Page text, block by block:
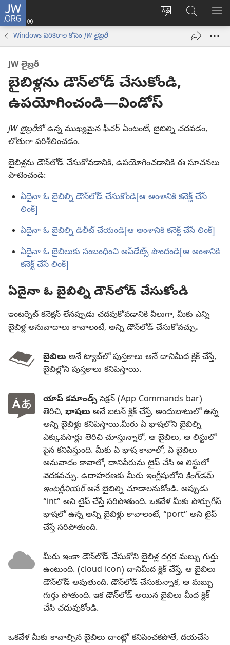
JW.ORG
సైట్
మార్చండి
లాగిన్
(కొత్త
ఓపెన్‌
JW.ORGలో
వెదకండి
Windows పరికరాల కోసం JW లైబ్రరీ
JW లైబ్రరీ
బైబిళ్లను డౌన్‌లోడ్‌ చేసుకోండి,
ఉపయోగించండి—విండోస్‌
JW లైబ్రరీలో ఉన్న ముఖ్యమైన ఫీచర్‌ ఏంటంటే, బైబిల్ని చదవడం,
లోతుగా పరిశీలించడం.
బైబిళ్లను డౌన్‌లోడ్‌ చేసుకోవడానికి, ఉపయోగించడానికి ఈ సూచనలు
పాటించండి:
ఏదైనా ఓ బైబిల్ని డౌన్‌లోడ్‌ చేసుకోండి[ఆ అంశానికి కనెక్ట్‌ చేసే
లింక్‌]
ఏదైనా ఓ బైబిల్ని డిలీట్‌ చేయండి[ఆ అంశానికి కనెక్ట్‌ చేసే లింక్‌]
ఏదైనా ఓ బైబిలుకు సంబంధించి అప్‌డేట్స్‌ పొందండి[ఆ అంశానికి
కనెక్ట్‌ చేసే లింక్‌]
ఏదైనా ఓ బైబిల్ని డౌన్‌లోడ్‌ చేసుకోండి
ఇంటర్నెట్‌ కనెక్షన్‌ లేనప్పుడు చదవుకోవడానికి వీలుగా, మీకు ఎన్ని
బైబిళ్ల అనువాదాలు కావాలంటే, అన్ని డౌన్‌లోడ్‌ చేసుకోవచ్చు.
బైబిలు అనే ట్యాబ్‌లో పుస్తకాలు అనే దానిమీద క్లిక్‌ చేస్తే,
బైబిల్లోని పుస్తకాలు కనిపిస్తాయి.
యాప్‌ కమాండ్స్‌సెక్షన్‌ (App Commands bar)
తెరిచి, భాషలు అనే బటన్‌ క్లిక్‌ చేస్తే, అందుబాటులో ఉన్న
అన్ని బైబిళ్లు కనిపిస్తాయి.మీరు ఏ భాషలోని బైబిల్ని
ఎక్కువసార్లు తెరిచి చూస్తున్నారో, ఆ బైబిలు, ఆ లిస్టులో
పైన కనిపిస్తుంది. మీకు ఏ భాష కావాలో, ఏ బైబిలు
అనువాదం కావాలో, దానిపేరును టైప్‌ చేసి ఆ లిస్టులో
వెదకవచ్చు. ఉదాహరణకు మీరు ఇంగ్లీషులోని కింగ్‌డమ్‌
ఇంటర్లీనియర్‌అనే బైబిల్ని చూడాలనుకోండి. అప్పుడు
“int” అని టైప్‌ చేస్తే సరిపోతుంది. ఒకవేళ మీకు పోర్చుగీస్‌
భాషలో ఉన్న అన్ని బైబిళ్లు కావాలంటే, “port” అని టైప్‌
చేస్తే సరిపోతుంది.
మీరు ఇంకా డౌన్‌లోడ్‌ చేసుకోని బైబిళ్ల దగ్గర మబ్బు గుర్తు
ఉంటుంది. (cloud icon) దానిమీద క్లిక్‌ చేస్తే, ఆ బైబిలు
డౌన్‌లోడ్‌ అవుతుంది. డౌన్‌లోడ్‌ చేసుకున్నాక, ఆ మబ్బు
గుర్తు పోతుంది. ఇక డౌన్‌లోడ్‌ అయిన బైబిలు మీద క్లిక్‌
చేసి చదువుకోండి.
ఒకవేళ మీకు కావాల్సిన బైబిలు దాంట్లో కనిపించకపోతే, దయచేసి